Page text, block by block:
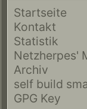
Startseite
Kontakt
Statistik
Netzherpes'
Archiv
self build
GPG Key